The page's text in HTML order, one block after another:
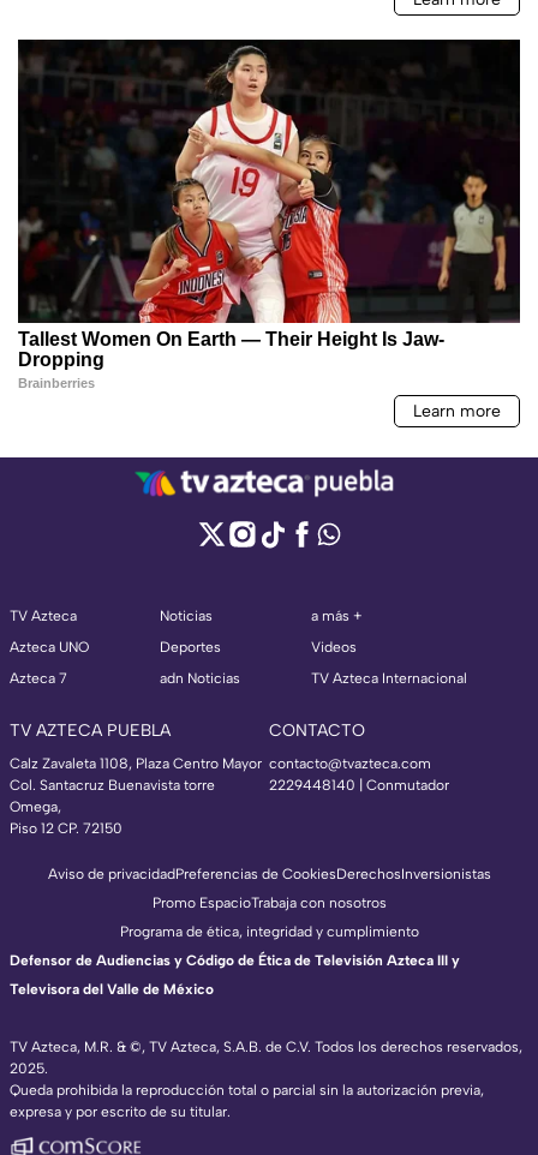
TV Azteca
Azteca UNO
Azteca 7
Noticias
Deportes
adn Noticias
a más +
Videos
TV Azteca Internacional
TV AZTECA PUEBLA
Calz Zavaleta 1108, Plaza Centro Mayor
Col. Santacruz Buenavista torre
Omega,
Piso 12 CP. 72150
CONTACTO
contacto@tvazteca.com
2229448140 | Conmutador
TV Azteca, M.R. & ©, TV Azteca, S.A.B. de C.V. Todos los derechos reservados,
2025.
Queda prohibida la reproducción total o parcial sin la autorización previa,
expresa y por escrito de su titular.
Aviso de privacidadPreferencias de CookiesDerechosInversionistas
Promo EspacioTrabaja con nosotros
Programa de ética, integridad y cumplimiento
Defensor de Audiencias y Código de Ética de Televisión Azteca III y
Televisora del Valle de México